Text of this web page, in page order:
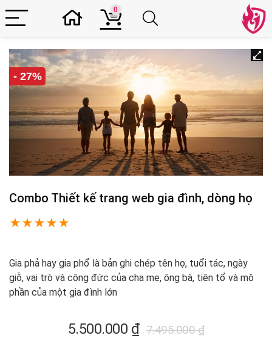
0
- 27%
Combo Thiết kế trang web gia đình, dòng họ
★★★★★
Gia phả hay gia phổ là bản ghi chép tên họ, tuổi tác, ngày
giỗ, vai trò và công đức của cha mẹ, ông bà, tiên tổ và mộ
phần của một gia đình lớn
7.495.000₫
Giá
5.500.000 ₫